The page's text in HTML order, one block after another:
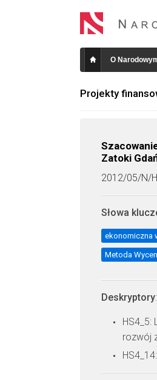
O
Projekty
Zatoki
2012/05/N/
Słowa
ekonomiczna
Metoda
Deskryptory:
HS4_5:
rozwój